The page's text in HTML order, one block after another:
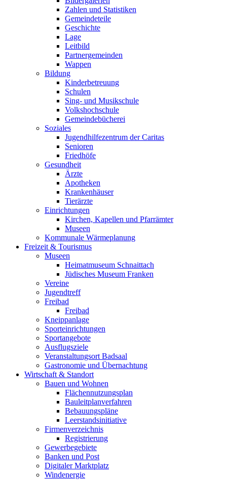
Zahlen und Statistiken
Gemeindeteile
Geschichte
Lage
Leitbild
Partnergemeinden
Wappen
Bildung
Kinderbetreuung
Schulen
Sing- und Musikschule
Volkshochschule
Gemeindebücherei
Soziales
Jugendhilfezentrum der Caritas
Senioren
Friedhöfe
Gesundheit
Ärzte
Apotheken
Krankenhäuser
Tierärzte
Einrichtungen
Kirchen, Kapellen und Pfarrämter
Museen
Kommunale Wärmeplanung
Freizeit & Tourismus
Museen
Heimatmuseum Schnaittach
Jüdisches Museum Franken
Vereine
Jugendtreff
Freibad
Freibad
Kneippanlage
Sporteinrichtungen
Sportangebote
Ausflugsziele
Veranstaltungsort Badsaal
Gastronomie und Übernachtung
Wirtschaft & Standort
Bauen und Wohnen
Flächennutzungsplan
Bauleitplanverfahren
Bebauungspläne
Leerstandsinitiative
Firmenverzeichnis
Registrierung
Gewerbegebiete
Banken und Post
Digitaler Marktplatz
Windenergie